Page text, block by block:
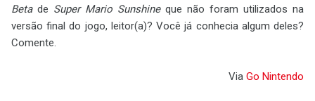
Betade Super Mario Sunshineque não foram utilizados na
versão final do jogo, leitor(a)? Você já conhecia algum deles?
Comente.
Via Go Nintendo